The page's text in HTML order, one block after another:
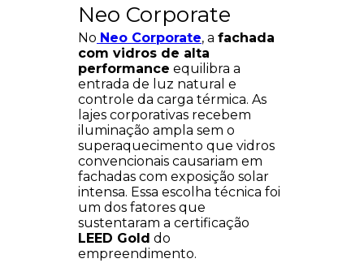
Neo Corporate
No Neo Corporate, a fachada
com vidros de alta
performance equilibra a
entrada de luz natural e
controle da carga térmica. As
lajes corporativas recebem
iluminação ampla sem o
superaquecimento que vidros
convencionais causariam em
fachadas com exposição solar
intensa. Essa escolha técnica foi
um dos fatores que
sustentaram a certificação
LEED Gold do
empreendimento.